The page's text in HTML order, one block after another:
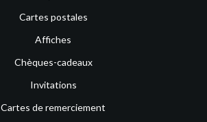
Cartes postales
Affiches
Chèques-cadeaux
Invitations
Cartes de remerciement